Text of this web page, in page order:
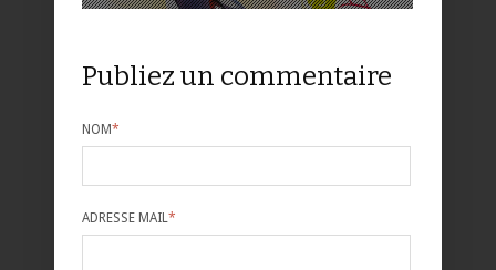
Publiez un commentaire
NOM*
ADRESSE MAIL*